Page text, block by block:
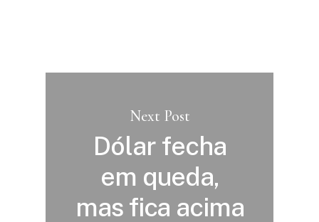
Next Post
Dólar fecha
em queda,
mas fica acima